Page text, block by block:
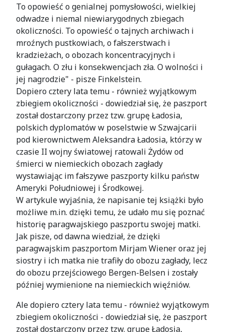
To opowieść o genialnej pomysłowości, wielkiej
odwadze i niemal niewiarygodnych zbiegach
okoliczności. To opowieść o tajnych archiwach i
mroźnych pustkowiach, o fałszerstwach i
kradzieżach, o obozach koncentracyjnych i
gułagach. O złu i konsekwencjach zła. O wolności i
jej nagrodzie" - pisze Finkelstein.
Dopiero cztery lata temu - również wyjątkowym
zbiegiem okoliczności - dowiedział się, że paszport
został dostarczony przez tzw. grupę Ładosia,
polskich dyplomatów w poselstwie w Szwajcarii
pod kierownictwem Aleksandra Ładosia, którzy w
czasie II wojny światowej ratowali Żydów od
śmierci w niemieckich obozach zagłady
wystawiając im fałszywe paszporty kilku państw
Ameryki Południowej i Środkowej.
W artykule wyjaśnia, że napisanie tej książki było
możliwe m.in. dzięki temu, że udało mu się poznać
historię paragwajskiego paszportu swojej matki.
Jak pisze, od dawna wiedział, że dzięki
paragwajskim paszportom Mirjam Wiener oraz jej
siostry i ich matka nie trafiły do obozu zagłady, lecz
do obozu przejściowego Bergen-Belsen i zostały
później wymienione na niemieckich więźniów.
Ale dopiero cztery lata temu - również wyjątkowym
zbiegiem okoliczności - dowiedział się, że paszport
został dostarczony przez tzw. grupę Ładosia,